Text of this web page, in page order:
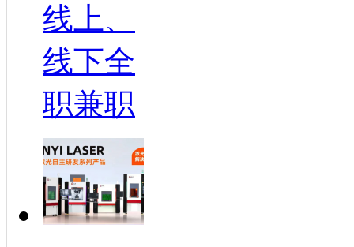
线上、
线下全
职兼职